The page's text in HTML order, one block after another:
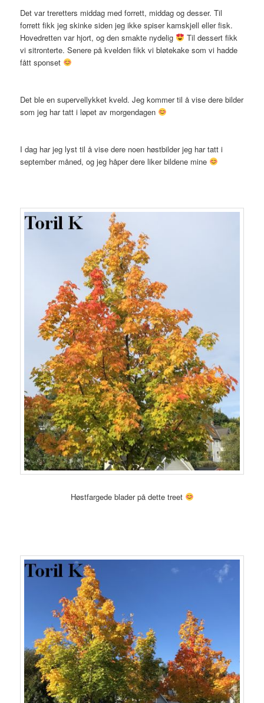
Det var treretters middag med forrett, middag og desser. Til
forrett fikk jeg skinke siden jeg ikke spiser kamskjell eller fisk.
Hovedretten var hjort, og den smakte nydelig
Til dessert fikk
vi sitronterte. Senere på kvelden fikk vi bløtekake som vi hadde
fått sponset
Det ble en supervellykket kveld. Jeg kommer til å vise dere bilder
som jeg har tatt i løpet av morgendagen
I dag har jeg lyst til å vise dere noen høstbilder jeg har tatt i
september måned, og jeg håper dere liker bildene mine
Høstfargede blader på dette treet